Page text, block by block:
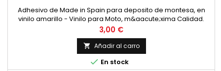
Adhesivo de Made in Spain para deposito de montesa, en
vinilo amarillo - Vinilo para Moto, m&aacute;xima Calidad.
Precio
3,00 €
 Añadir al carro
 En stock